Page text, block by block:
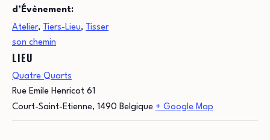
d’Évènement:
Atelier, Tiers-Lieu, Tisser
son chemin
LIEU
Quatre Quarts
Rue Emile Henricot 61
Court-Saint-Etienne, 1490 Belgique + Google Map